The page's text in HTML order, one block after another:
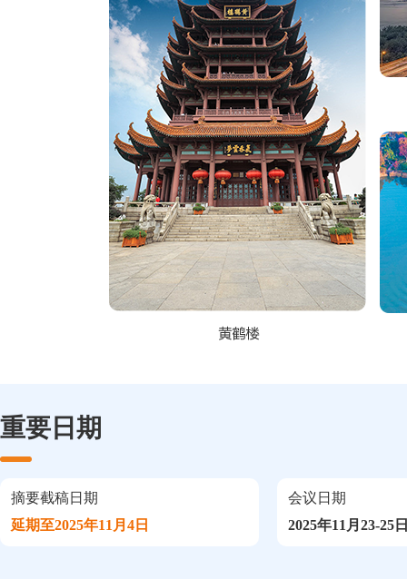
重要日期
摘要截稿日期
延期至2025年11月4日
会议日期
2025年11月23-25